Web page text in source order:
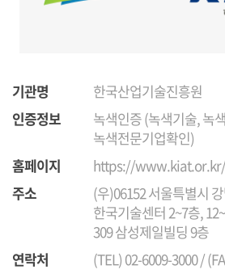
기관명
한국산업기술진흥원
인증정보
녹색인증 (녹색기술, 녹
녹색전문기업확인)
홈페이지
https://www.kiat.or.kr/
주소
(우)06152 서울특별시
한국기술센터 2~7층,
309 삼성제일빌딩 9층
연락처
(TEL) 02-6009-3000 /